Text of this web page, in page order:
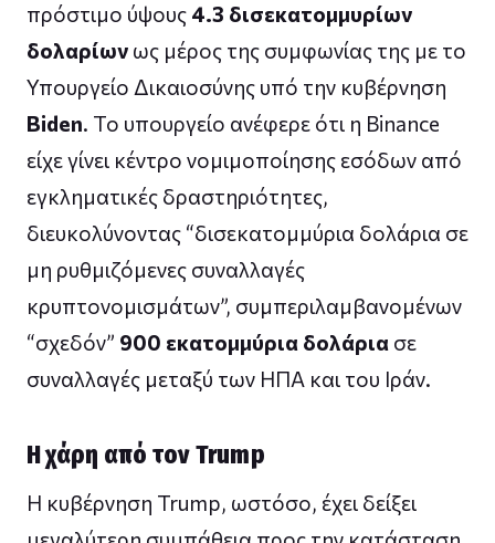
πρόστιμο ύψους 4.3 δισεκατομμυρίων
δολαρίων ως μέρος της συμφωνίας της με το
Υπουργείο Δικαιοσύνης υπό την κυβέρνηση
Biden. Το υπουργείο ανέφερε ότι η Binance
είχε γίνει κέντρο νομιμοποίησης εσόδων από
εγκληματικές δραστηριότητες,
διευκολύνοντας “δισεκατομμύρια δολάρια σε
μη ρυθμιζόμενες συναλλαγές
κρυπτονομισμάτων”, συμπεριλαμβανομένων
“σχεδόν” 900 εκατομμύρια δολάρια σε
συναλλαγές μεταξύ των ΗΠΑ και του Ιράν.
Η χάρη από τον Trump
Η κυβέρνηση Trump, ωστόσο, έχει δείξει